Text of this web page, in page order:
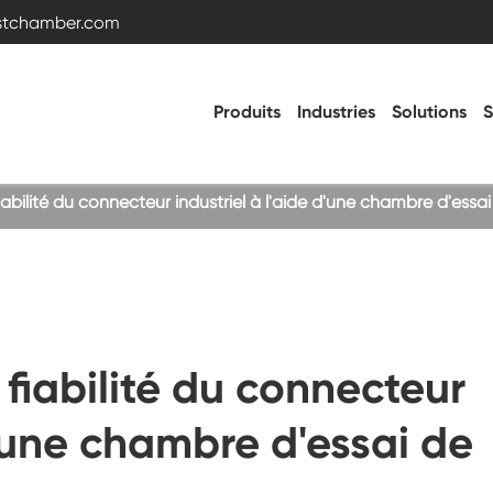
Produits
Chambre de vibration
Chambre d'essai haute basse température
Industries Solutions
du connecteur industriel à l'aide d'une chambre
du connecteur
chambre d'essai de